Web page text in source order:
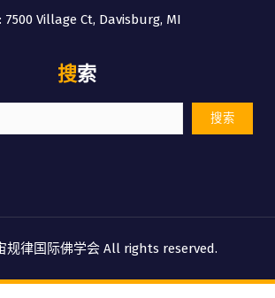
7500 Village Ct, Davisburg, MI
搜索
索：
规律国际佛学会 All rights reserved.